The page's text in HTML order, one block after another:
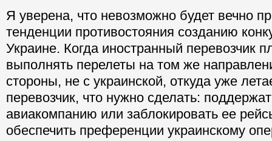
Я уверена, что невозможно будет вечно
тенденции противостояния созданию
Украине. Когда иностранный перевозчик
выполнять перелеты на том же
стороны, не с украинской, откуда уже
перевозчик, что нужно сделать:
авиакомпанию или заблокировать ее
обеспечить преференции украинскому